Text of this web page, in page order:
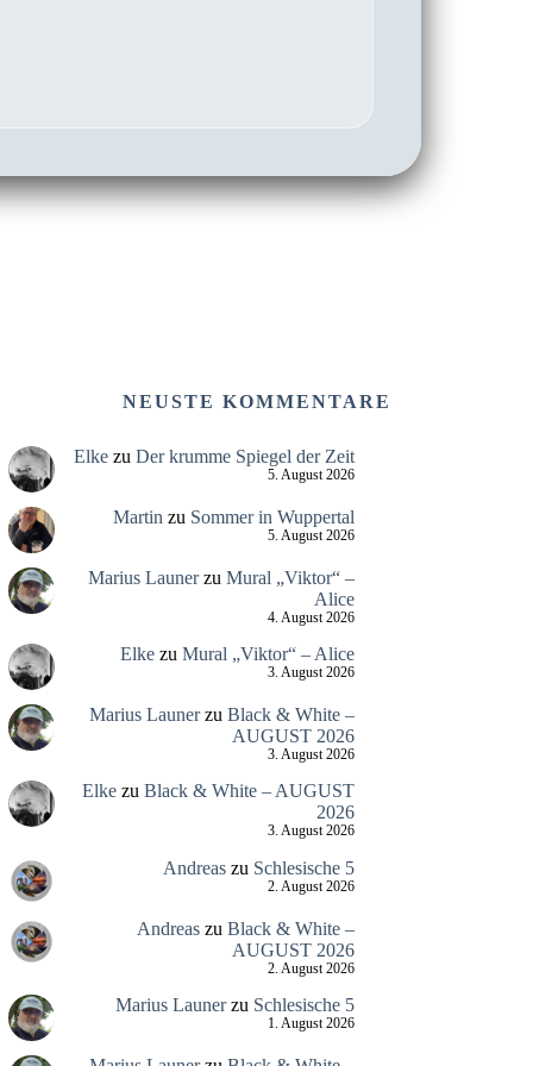
NEUSTE KOMMENTARE
Elkezu Der krumme Spiegel der Zeit
5. August 2026
Martin zu Sommer in Wuppertal
5. August 2026
Marius Launerzu Mural „Viktor“ –
Alice
4. August 2026
Elkezu Mural „Viktor“ – Alice
3. August 2026
Marius Launerzu Black & White –
AUGUST 2026
3. August 2026
Elkezu Black & White – AUGUST
2026
3. August 2026
Andreaszu Schlesische 5
2. August 2026
Andreaszu Black & White –
AUGUST 2026
2. August 2026
Marius Launerzu Schlesische 5
1. August 2026